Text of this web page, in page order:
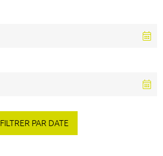
FILTRER PAR DATE